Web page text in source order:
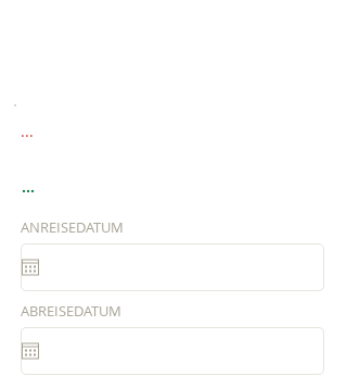
...
...
ANREISEDATUM
ABREISEDATUM